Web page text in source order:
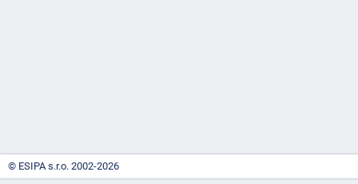
© ESIPA s.r.o. 2002-2026